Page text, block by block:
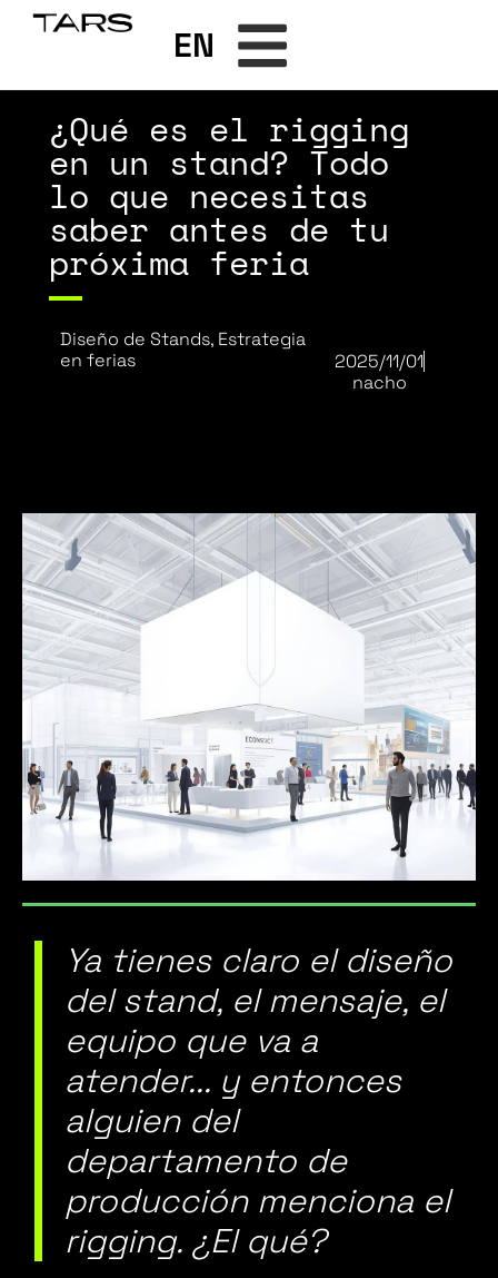
EN
¿Qué es el rigging
en un stand? Todo
lo que necesitas
saber antes de tu
próxima feria
Diseño de Stands, Estrategia
en ferias
2025/11/01
nacho
Ya tienes claro el diseño
del stand, el mensaje, el
equipo que va a
atender... y entonces
alguien del
departamento de
producción menciona el
rigging. ¿El qué?